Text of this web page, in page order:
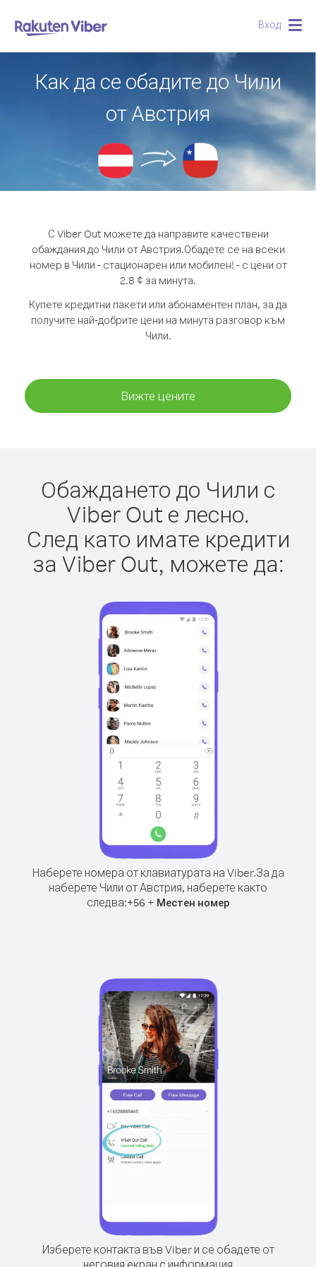
Вход
Как да се обадите до Чили
от Австрия
С Viber Out можете да направите качествени
обаждания до Чили от Австрия.Обадете се на всеки
номер в Чили - стационарен или мобилен! - с цени от
2.8 ¢ за минута.
Купете кредитни пакети или абонаментен план, за да
получите най-добрите цени на минута разговор към
Чили.
Вижте цените
Обаждането до Чили с
Viber Out е лесно.
След като имате кредити
за Viber Out, можете да:
Наберете номера от клавиатурата на Viber.За да
наберете Чили от Австрия, наберете както
следва:+56 + Местен номер
Изберете контакта във Viber и се обадете от
неговия екран с информация